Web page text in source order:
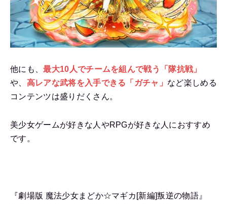
他にも、最大10人でチームを組んで戦う「隊抗戦」
や、 高レアな武将を入手できる「ガチャ」 など楽しめる
コンテンツは盛りだくさん。
美少女ゲームが好きな人やRPGが好きな人におすすめ
です。
『劇場版 魔法少女まどか☆マギカ[新編]叛逆の物語』